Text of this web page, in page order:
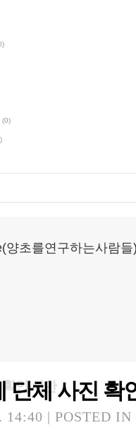
(0)
양초를연구하는사람들
인 시안
단체 사진 확
14:40 | POSTED IN